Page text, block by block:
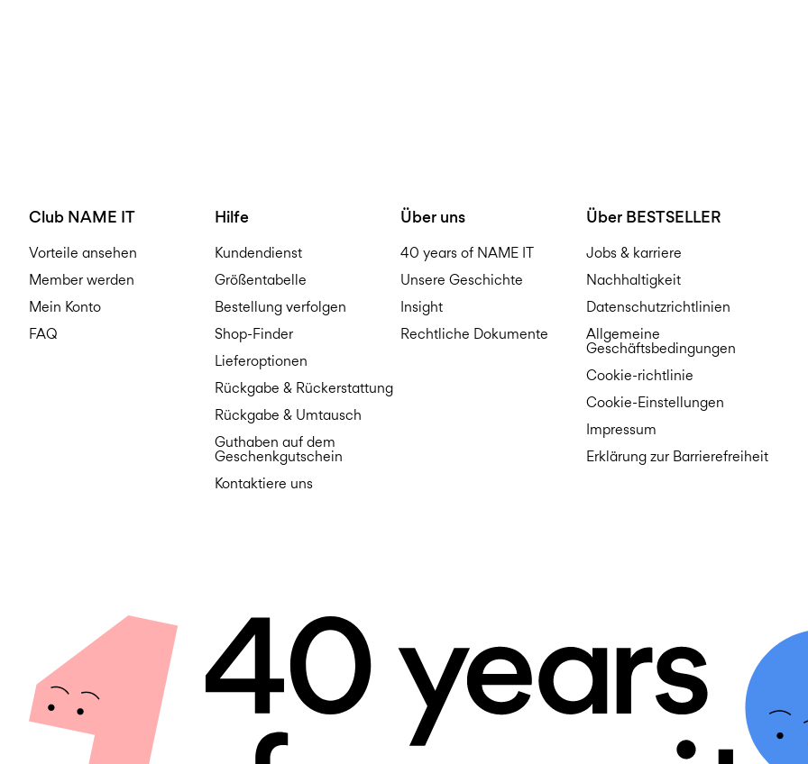
Club NAME IT
Vorteile ansehen
Member werden
Mein Konto
FAQ
Hilfe
Kundendienst
Größentabelle
Bestellung verfolgen
Shop-Finder
Lieferoptionen
Rückgabe & Rückerstattung
Rückgabe & Umtausch
Guthaben auf dem
Geschenkgutschein
Kontaktiere uns
Über uns
40 years of NAME IT
Unsere Geschichte
Insight
Rechtliche Dokumente
Über BESTSELLER
Jobs & karriere
Nachhaltigkeit
Datenschutzrichtlinien
Allgemeine
Geschäftsbedingungen
Cookie-richtlinie
Cookie-Einstellungen
Impressum
Erklärung zur Barrierefreiheit